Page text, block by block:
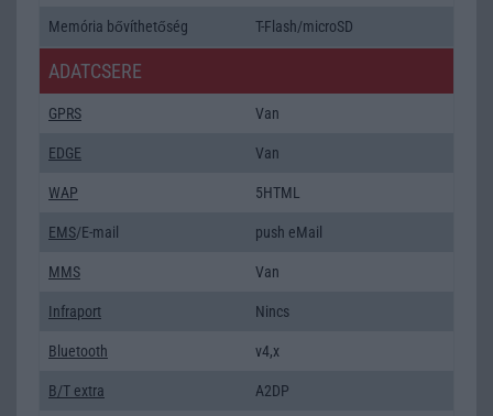
Memória bővíthetőség T-Flash/microSD
ADATCSERE
GPRS Van
EDGE Van
WAP 5HTML
EMS/E-mail push eMail
MMS Van
Infraport Nincs
Bluetooth v4,x
B/T extra A2DP